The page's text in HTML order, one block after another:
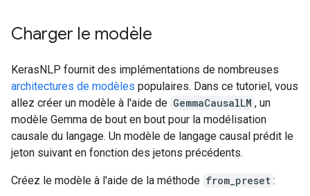
Charger le modèle
KerasNLP fournit des implémentations de nombreuses
architectures de modèles populaires. Dans ce tutoriel, vous
allez créer un modèle à l'aide de GemmaCausalLM , un
modèle Gemma de bout en bout pour la modélisation
causale du langage. Un modèle de langage causal prédit le
jeton suivant en fonction des jetons précédents.
Créez le modèle à l'aide de la méthode from_preset :